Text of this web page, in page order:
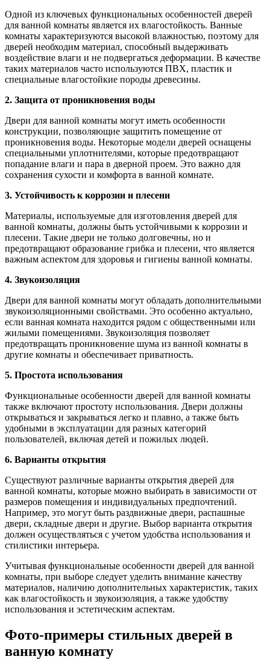
Одной из ключевых функциональных особенностей дверей
для ванной комнаты является их влагостойкость. Ванные
комнаты характеризуются высокой влажностью, поэтому для
дверей необходим материал, способный выдерживать
воздействие влаги и не подвергаться деформации. В качестве
таких материалов часто используются ПВХ, пластик и
специальные влагостойкие породы древесины.
2. Защита от проникновения воды
Двери для ванной комнаты могут иметь особенности
конструкции, позволяющие защитить помещение от
проникновения воды. Некоторые модели дверей оснащены
специальными уплотнителями, которые предотвращают
попадание влаги и пара в дверной проем. Это важно для
сохранения сухости и комфорта в ванной комнате.
3. Устойчивость к коррозии и плесени
Материалы, используемые для изготовления дверей для
ванной комнаты, должны быть устойчивыми к коррозии и
плесени. Такие двери не только долговечны, но и
предотвращают образование грибка и плесени, что является
важным аспектом для здоровья и гигиены ванной комнаты.
4. Звукоизоляция
Двери для ванной комнаты могут обладать дополнительными
звукоизоляционными свойствами. Это особенно актуально,
если ванная комната находится рядом с общественными или
жилыми помещениями. Звукоизоляция позволяет
предотвращать проникновение шума из ванной комнаты в
другие комнаты и обеспечивает приватность.
5. Простота использования
Функциональные особенности дверей для ванной комнаты
также включают простоту использования. Двери должны
открываться и закрываться легко и плавно, а также быть
удобными в эксплуатации для разных категорий
пользователей, включая детей и пожилых людей.
6. Варианты открытия
Существуют различные варианты открытия дверей для
ванной комнаты, которые можно выбирать в зависимости от
размеров помещения и индивидуальных предпочтений.
Например, это могут быть раздвижные двери, распашные
двери, складные двери и другие. Выбор варианта открытия
должен осуществляться с учетом удобства использования и
стилистики интерьера.
Учитывая функциональные особенности дверей для ванной
комнаты, при выборе следует уделить внимание качеству
материалов, наличию дополнительных характеристик, таких
как влагостойкость и звукоизоляция, а также удобству
использования и эстетическим аспектам.
Фото-примеры стильных дверей в
ванную комнату